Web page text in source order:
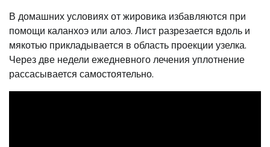
В домашних условиях от жировика избавляются при
помощи каланхоэ или алоэ. Лист разрезается вдоль и
мякотью прикладывается в область проекции узелка.
Через две недели ежедневного лечения уплотнение
рассасывается самостоятельно.